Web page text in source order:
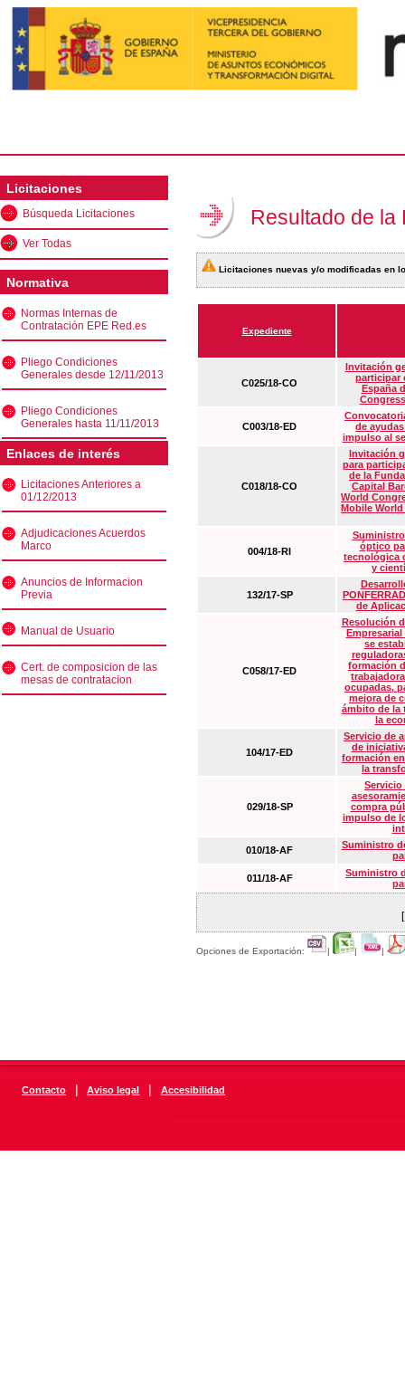
Licitaciones
Búsqueda Licitaciones
Ver Todas
Normativa
Normas Internas de
Contratación EPE Red.es
Pliego Condiciones
Generales desde 12/11/2013
Pliego Condiciones
Generales hasta 11/11/2013
Enlaces de interés
Licitaciones Anteriores a
01/12/2013
Adjudicaciones Acuerdos
Marco
Anuncios de Informacion
Previa
Manual de Usuario
Cert. de composicion de las
mesas de contratacion
Resultado de la
Licitaciones nuevas y/o modificadas en
Expediente
C025/18-CO
Invitación
participar
España
C003/18-ED
de
impulso al
C018/18-CO
Invitación
para
de la
Capital
World
Mobile
004/18-RI
óptico
tecnológica
y
132/17-SP
de
C058/17-ED
Resolución
Empresarial
se
formación
ocupadas,
mejora de
ámbito de la
la
104/17-ED
Servicio de
de
formación
la
029/18-SP
Servicio
compra
impulso de
010/18-AF
Suministro
011/18-AF
Suministro
Opciones de Exportación: | | |
Contacto | Aviso legal | Accesibilidad